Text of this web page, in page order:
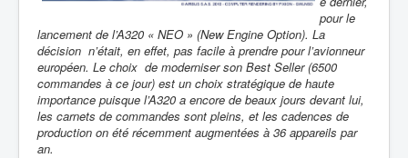
pour le
lancement de l’A320 « NEO » (New Engine Option). La
décision n’était, en effet, pas facile à prendre pour l’avionneur
européen. Le choix de moderniser son Best Seller (6500
commandes à ce jour) est un choix stratégique de haute
importance puisque l’A320 a encore de beaux jours devant lui,
les carnets de commandes sont pleins, et les cadences de
production on été récemment augmentées à 36 appareils par
an.